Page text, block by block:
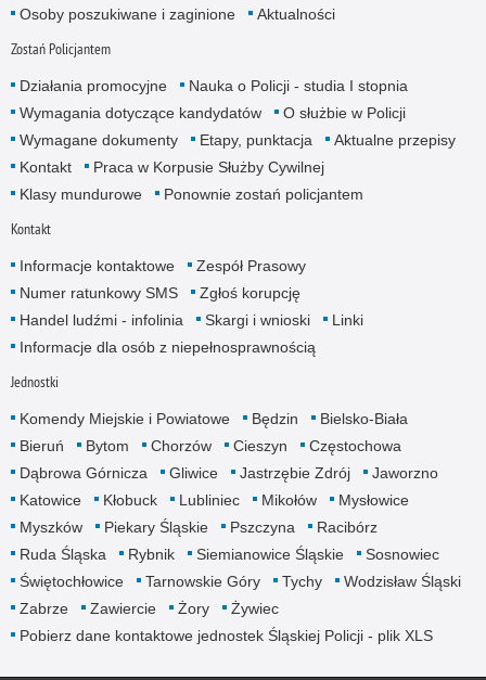
Osoby poszukiwane i zaginione Aktualności
Zostań Policjantem
Działania promocyjne
Nauka o Policji - studia I stopnia
Wymagania dotyczące kandydatów
O służbie w Policji
Wymagane dokumenty
Etapy, punktacja
Aktualne przepisy
Kontakt
Praca w Korpusie Służby Cywilnej
Klasy mundurowe
Ponownie zostań policjantem
Kontakt
Informacje kontaktowe
Zespół Prasowy
Numer ratunkowy SMS
Zgłoś korupcję
Handel ludźmi - infolinia
Skargi i wnioski
Linki
Informacje dla osób z niepełnosprawnością
Jednostki
Komendy Miejskie i Powiatowe Będzin
Bielsko-Biała
Bieruń
Bytom Chorzów Cieszyn
Częstochowa
Dąbrowa Górnicza
Gliwice Jastrzębie Zdrój
Jaworzno
Katowice
Kłobuck Lubliniec Mikołów
Mysłowice
Myszków
Piekary Śląskie Pszczyna
Racibórz
Ruda Śląska
Rybnik Siemianowice Śląskie
Sosnowiec
Świętochłowice
Tarnowskie Góry Tychy
Wodzisław Śląski
Zabrze
Zawiercie Żory
Żywiec
Pobierz dane kontaktowe jednostek Śląskiej Policji - plik XLS